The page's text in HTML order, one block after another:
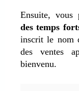
Ensuite, vous
des temps
inscrit le nom
des ventes
bienvenu.